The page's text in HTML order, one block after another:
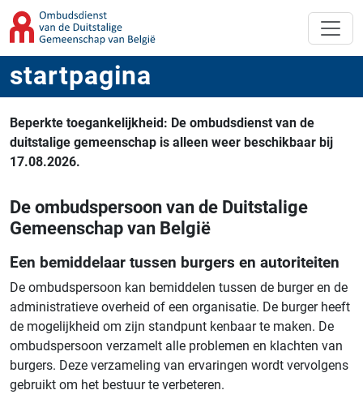
startpagina
Beperkte toegankelijkheid: De ombudsdienst van de
duitstalige gemeenschap is alleen weer beschikbaar bij
17.08.2026.
De ombudspersoon van de Duitstalige
Gemeenschap van België
Een bemiddelaar tussen burgers en autoriteiten
De ombudspersoon kan bemiddelen tussen de burger en de
administratieve overheid of een organisatie. De burger heeft
de mogelijkheid om zijn standpunt kenbaar te maken. De
ombudspersoon verzamelt alle problemen en klachten van
burgers. Deze verzameling van ervaringen wordt vervolgens
gebruikt om het bestuur te verbeteren.